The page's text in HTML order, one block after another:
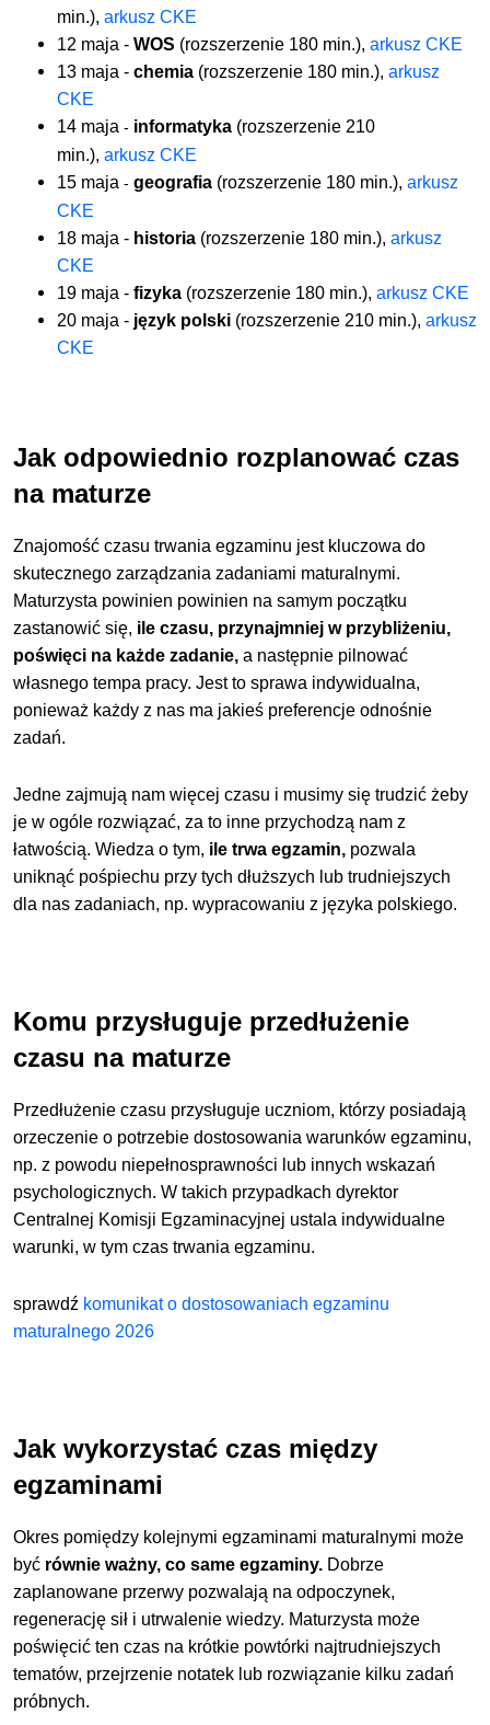
min.), arkusz CKE
12 maja - WOS (rozszerzenie 180 min.), arkusz CKE
13 maja - chemia(rozszerzenie 180 min.), arkusz
CKE
14 maja - informatyka (rozszerzenie 210
min.), arkusz CKE
15 maja - geografia(rozszerzenie 180 min.), arkusz
CKE
18 maja - historia(rozszerzenie 180 min.), arkusz
CKE
19 maja - fizyka(rozszerzenie 180 min.), arkusz CKE
20 maja - język polski(rozszerzenie 210 min.), arkusz
CKE
Jak odpowiednio rozplanować czas
na maturze
Znajomość czasu trwania egzaminu jest kluczowa do
skutecznego zarządzania zadaniami maturalnymi.
Maturzysta powinien powinien na samym początku
zastanowić się, ile czasu, przynajmniej w przybliżeniu,
poświęci na każde zadanie, a następnie pilnować
własnego tempa pracy. Jest to sprawa indywidualna,
ponieważ każdy z nas ma jakieś preferencje odnośnie
zadań.
Jedne zajmują nam więcej czasu i musimy się trudzić żeby
je w ogóle rozwiązać, za to inne przychodzą nam z
łatwością. Wiedza o tym, ile trwa egzamin, pozwala
uniknąć pośpiechu przy tych dłuższych lub trudniejszych
dla nas zadaniach, np. wypracowaniu z języka polskiego.
Komu przysługuje przedłużenie
czasu na maturze
Przedłużenie czasu przysługuje uczniom, którzy posiadają
orzeczenie o potrzebie dostosowania warunków egzaminu,
np. z powodu niepełnosprawności lub innych wskazań
psychologicznych. W takich przypadkach dyrektor
Centralnej Komisji Egzaminacyjnej ustala indywidualne
warunki, w tym czas trwania egzaminu.
sprawdź komunikat o dostosowaniach egzaminu
maturalnego 2026
Jak wykorzystać czas między
egzaminami
Okres pomiędzy kolejnymi egzaminami maturalnymi może
być równie ważny, co same egzaminy.Dobrze
zaplanowane przerwy pozwalają na odpoczynek,
regenerację sił i utrwalenie wiedzy. Maturzysta może
poświęcić ten czas na krótkie powtórki najtrudniejszych
tematów, przejrzenie notatek lub rozwiązanie kilku zadań
próbnych.